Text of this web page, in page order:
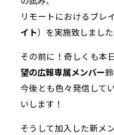
リモートにおけるブレ
イト）を実施致しました
その前に！奇しくも本
望の広報専属メンバー
今後とも色々発信して
いします！
そうして加入した新メ